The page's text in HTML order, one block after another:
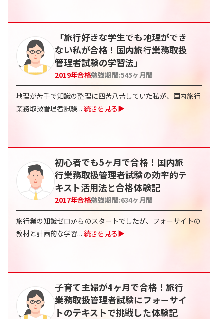
「旅行好きな学生でも地理ができ
ない私が合格！国内旅行業務取扱
管理者試験の学習法」
2019年合格勉強期間:545ヶ月間
地理が苦手で知識の整理に四苦八苦していた私が、国内旅行
業務取扱管理者試験... 続きを見る▶
初心者でも5ヶ月で合格！国内旅
行業務取扱管理者試験の効率的テ
キスト活用法と合格体験記
2017年合格勉強期間:634ヶ月間
旅行業の知識ゼロからのスタートでしたが、フォーサイトの
教材と計画的な学習... 続きを見る▶
子育て主婦が4ヶ月で合格！旅行
業務取扱管理者試験にフォーサイ
トのテキストで挑戦した体験記